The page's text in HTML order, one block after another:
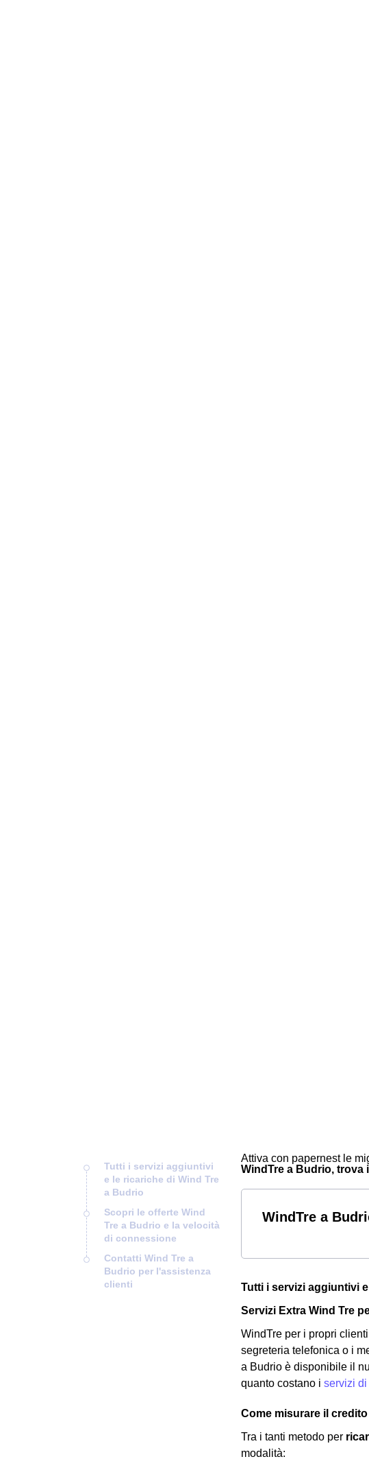
Tutti i servizi aggiuntivi
e le ricariche di Wind Tre
a Budrio
Scopri le offerte Wind
Tre a Budrio e la velocità
di connessione
Contatti Wind Tre a
Budrio per l'assistenza
clienti
Attiva con papernest le
WindTre a Budrio, trova
WindTre a
Tutti i servizi aggiuntivi
Servizi Extra Wind Tre
WindTre per i propri
segreteria telefonica o i
a Budrio è disponibile il
quanto costano i servizi di
Come misurare il
Tra i tanti metodo per
modalità: